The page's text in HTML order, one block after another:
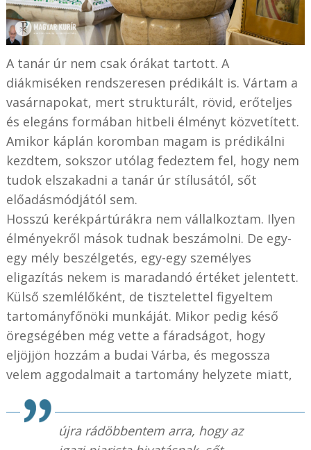
A tanár úr nem csak órákat tartott. A
diákmiséken rendszeresen prédikált is. Vártam a
vasárnapokat, mert strukturált, rövid, erőteljes
és elegáns formában hitbeli élményt közvetített.
Amikor káplán koromban magam is prédikálni
kezdtem, sokszor utólag fedeztem fel, hogy nem
tudok elszakadni a tanár úr stílusától, sőt
előadásmódjától sem.
Hosszú kerékpártúrákra nem vállalkoztam. Ilyen
élményekről mások tudnak beszámolni. De egy-
egy mély beszélgetés, egy-egy személyes
eligazítás nekem is maradandó értéket jelentett.
Külső szemlélőként, de tisztelettel figyeltem
tartományfőnöki munkáját. Mikor pedig késő
öregségében még vette a fáradságot, hogy
eljöjjön hozzám a budai Várba, és megossza
velem aggodalmait a tartomány helyzete miatt,
újra rádöbbentem arra, hogy az